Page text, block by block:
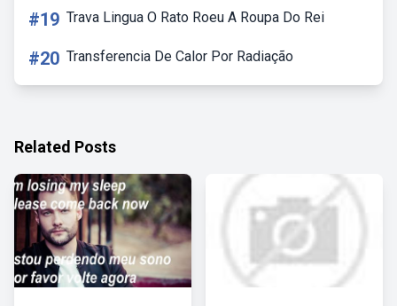
#19 Trava Lingua O Rato Roeu A Roupa Do Rei
#20 Transferencia De Calor Por Radiação
Related Posts